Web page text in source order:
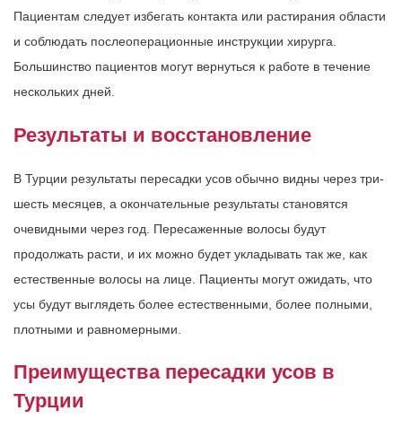
Пациентам следует избегать контакта или растирания области
и соблюдать послеоперационные инструкции хирурга.
Большинство пациентов могут вернуться к работе в течение
нескольких дней.
Результаты и восстановление
В Турции результаты пересадки усов обычно видны через три-
шесть месяцев, а окончательные результаты становятся
очевидными через год. Пересаженные волосы будут
продолжать расти, и их можно будет укладывать так же, как
естественные волосы на лице. Пациенты могут ожидать, что
усы будут выглядеть более естественными, более полными,
плотными и равномерными.
Преимущества пересадки усов в
Турции